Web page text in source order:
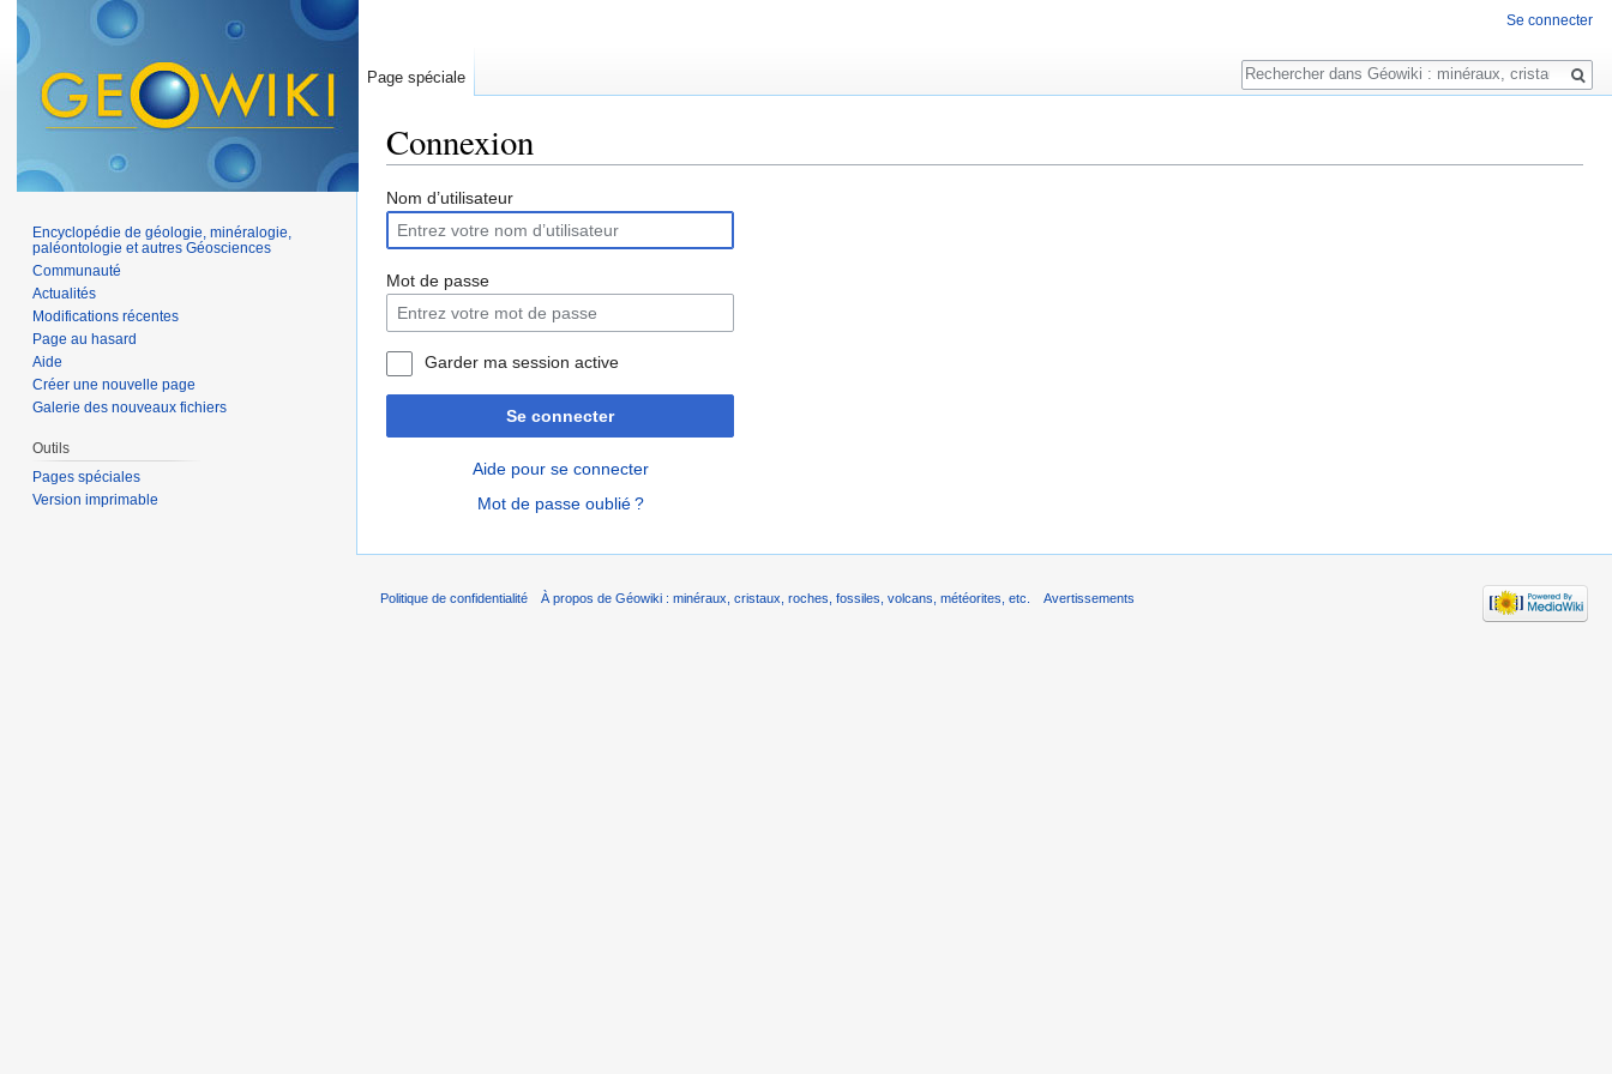
Connexion
Nom d’utilisateur
Mot de passe
Garder ma session active
Se connecter
Aide pour se connecter
Mot de passe oublié ?
Se connecter
Page spéciale
Rechercher
Encyclopédie de géologie, minéralogie,
paléontologie et autres Géosciences
Communauté
Actualités
Modifications récentes
Page au hasard
Aide
Créer une nouvelle page
Galerie des nouveaux fichiers
Outils
Pages spéciales
Version imprimable
Politique de confidentialité À propos de Géowiki : minéraux, cristaux, roches, fossiles, volcans, météorites, etc. Avertissements